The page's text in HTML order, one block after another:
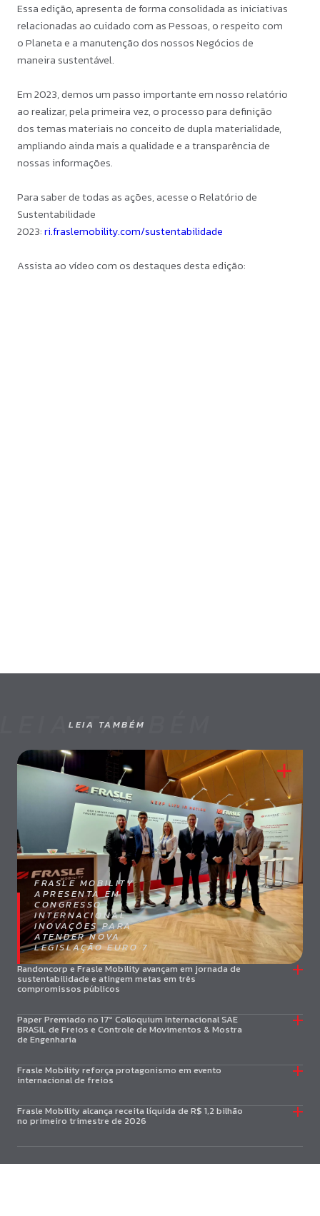
Essa edição, apresenta de forma consolidada as iniciativas
relacionadas ao cuidado com as Pessoas, o respeito com
o Planeta e a manutenção dos nossos Negócios de
maneira sustentável.
Em 2023, demos um passo importante em nosso relatório
ao realizar, pela primeira vez, o processo para definição
dos temas materiais no conceito de dupla materialidade,
ampliando ainda mais a qualidade e a transparência de
nossas informações.
Para saber de todas as ações, acesse o Relatório de
Sustentabilidade
2023:ri.fraslemobility.com/sustentabilidade
Assista ao vídeo com os destaques desta edição:
LEIA TAMBÉM
LEIA TAMBÉM
FRASLE MOBILITY
APRESENTA EM
CONGRESSO
INTERNACIONAL
INOVAÇÕES PARA
ATENDER NOVA
LEGISLAÇÃO EURO 7
Randoncorp e Frasle Mobility avançam em jornada de
sustentabilidade e atingem metas em três
compromissos públicos
Paper Premiado no 17º Colloquium Internacional SAE
BRASIL de Freios e Controle de Movimentos & Mostra
de Engenharia
Frasle Mobility reforça protagonismo em evento
internacional de freios
Frasle Mobility alcança receita líquida de R$ 1,2 bilhão
no primeiro trimestre de 2026